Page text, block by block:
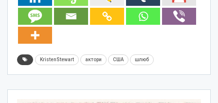
KristenStewart актори США шлюб